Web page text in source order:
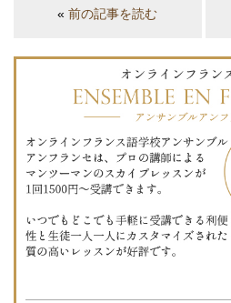
«前の記事を読む